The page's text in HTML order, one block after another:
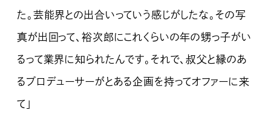
た。芸能界との出合いっていう感じがしたな。その写
真が出回って、裕次郎にこれくらいの年の甥っ子がい
るって業界に知られたんです。それで、叔父と縁のあ
るプロデューサーがとある企画を持ってオファーに来
て」